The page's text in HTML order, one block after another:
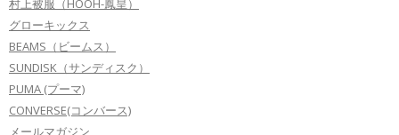
村上被服（HOOH-鳳皇）
グローキックス
BEAMS（ビームス）
SUNDISK（サンディスク）
PUMA (プーマ)
CONVERSE(コンバース)
メールマガジン